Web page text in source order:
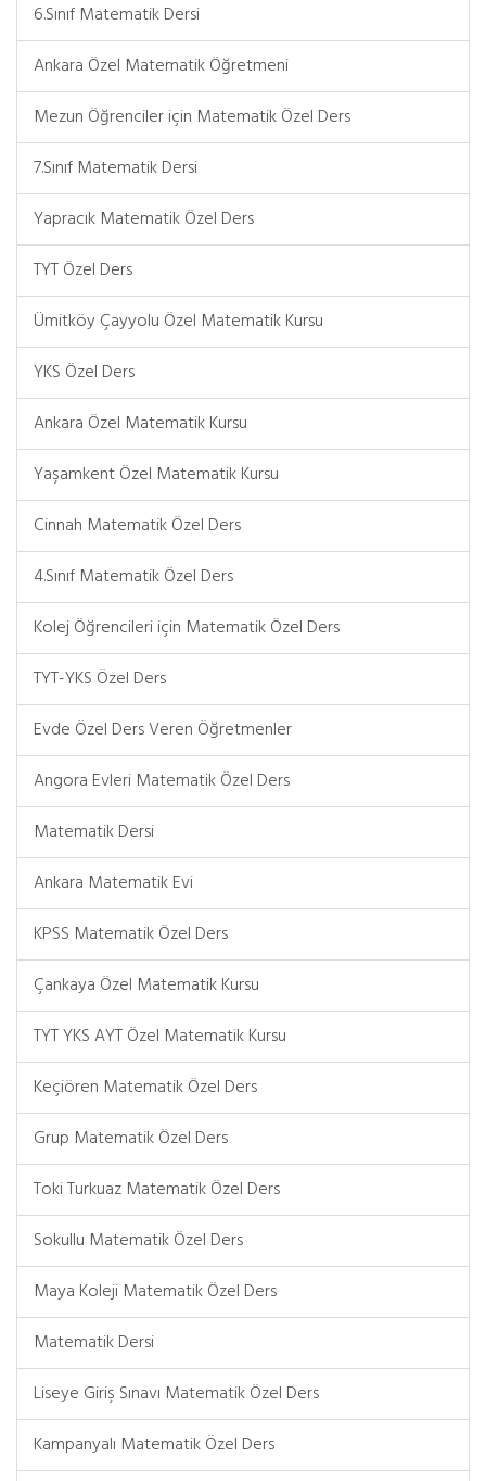
6.Sınıf Matematik Dersi
Ankara Özel Matematik Öğretmeni
Mezun Öğrenciler için Matematik Özel Ders
7.Sınıf Matematik Dersi
Yapracık Matematik Özel Ders
TYT Özel Ders
Ümitköy Çayyolu Özel Matematik Kursu
YKS Özel Ders
Ankara Özel Matematik Kursu
Yaşamkent Özel Matematik Kursu
Cinnah Matematik Özel Ders
4.Sınıf Matematik Özel Ders
Kolej Öğrencileri için Matematik Özel Ders
TYT-YKS Özel Ders
Evde Özel Ders Veren Öğretmenler
Angora Evleri Matematik Özel Ders
Matematik Dersi
Ankara Matematik Evi
KPSS Matematik Özel Ders
Çankaya Özel Matematik Kursu
TYT YKS AYT Özel Matematik Kursu
Keçiören Matematik Özel Ders
Grup Matematik Özel Ders
Toki Turkuaz Matematik Özel Ders
Sokullu Matematik Özel Ders
Maya Koleji Matematik Özel Ders
Matematik Dersi
Liseye Giriş Sınavı Matematik Özel Ders
Kampanyalı Matematik Özel Ders